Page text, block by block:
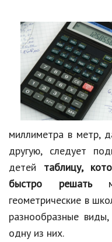
миллиметра в метр,
другую, следует
детей таблицу,
быстро решать
геометрические в
разнообразные
одну из них.